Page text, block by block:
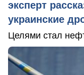
эксперт
украинские
Целями стал